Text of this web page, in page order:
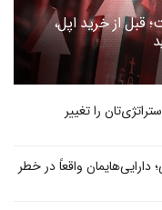
قبل از خرید اپل،
را تغییر
واقعاً در خطر